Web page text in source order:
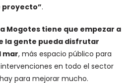
proyecto”.
Mogotes tiene que empezar a
la gente pueda disfrutar
mar, más espacio público para
en todo el sector
para mejorar mucho.